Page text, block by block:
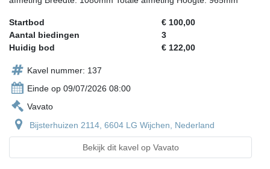
Startbod
€ 100,00
Aantal biedingen
3
Huidig bod
€ 122,00
Kavel nummer: 137
Einde op 09/07/2026 08:00
Vavato
Bijsterhuizen 2114, 6604 LG Wijchen, Nederland
Bekijk dit kavel op Vavato